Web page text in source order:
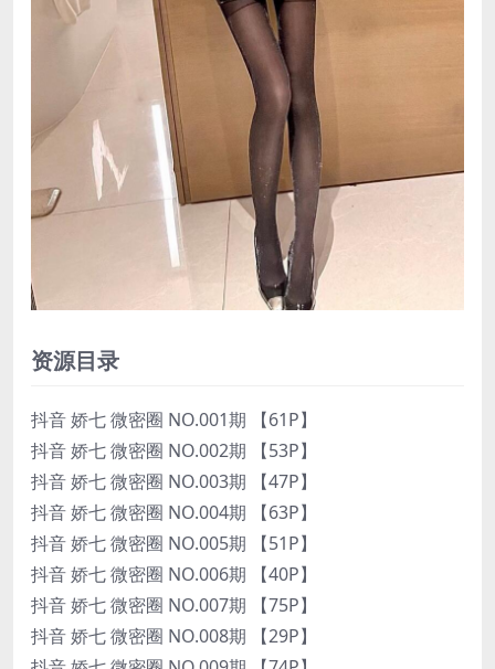
资源目录
抖音 娇七 微密圈 NO.001期 【61P】
抖音 娇七 微密圈 NO.002期 【53P】
抖音 娇七 微密圈 NO.003期 【47P】
抖音 娇七 微密圈 NO.004期 【63P】
抖音 娇七 微密圈 NO.005期 【51P】
抖音 娇七 微密圈 NO.006期 【40P】
抖音 娇七 微密圈 NO.007期 【75P】
抖音 娇七 微密圈 NO.008期 【29P】